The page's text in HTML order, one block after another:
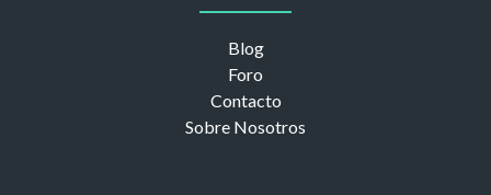
Blog
Foro
Contacto
Sobre Nosotros